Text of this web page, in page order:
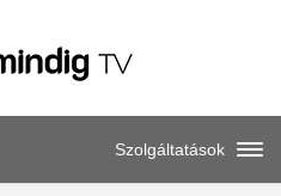
Szolgáltatások